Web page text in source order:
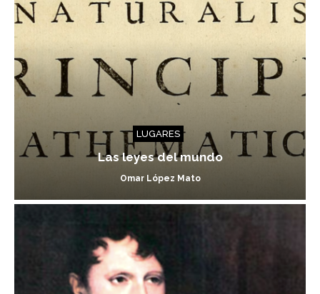
LUGARES
Las leyes del mundo
Omar López Mato